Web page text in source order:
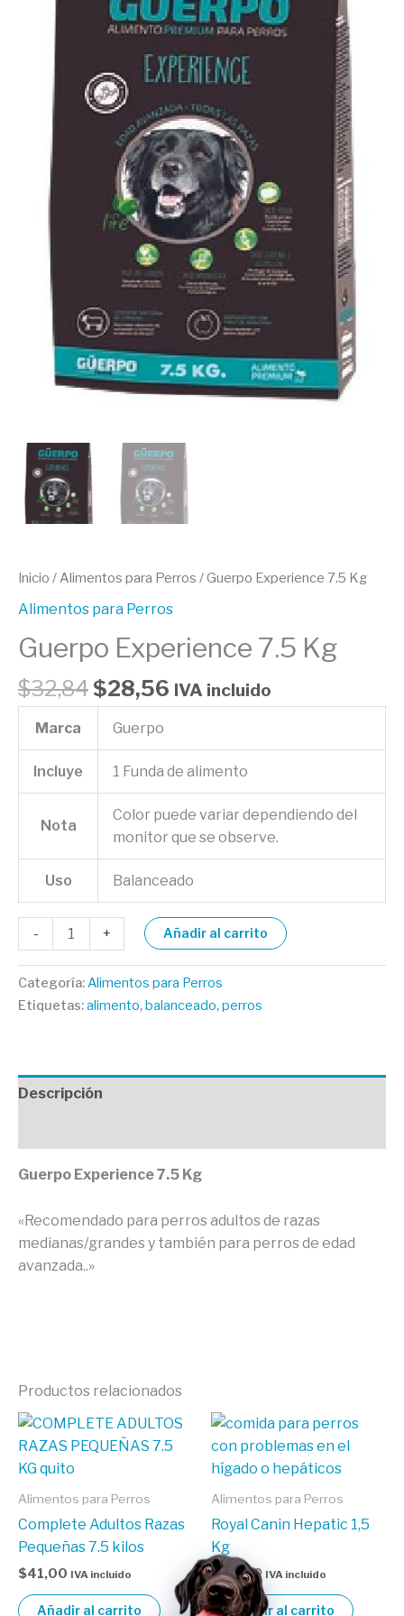
Inicio /Alimentos para Perros / Guerpo Experience 7.5 Kg
Alimentos para Perros
Guerpo Experience 7.5 Kg
$32,84 $28,56 IVA incluido
Marca Guerpo
Incluye 1 Funda de alimento
Nota
Color puede variar dependiendo del
monitor que se observe.
Uso Balanceado
- + Añadir al carrito
Categoría:Alimentos para Perros
Etiquetas:alimento,balanceado,perros
Descripción
Guerpo Experience 7.5 Kg
«Recomendado para perros adultos de razas
medianas/grandes y también para perros de edad
avanzada..»
Productos relacionados
Alimentos para Perros
Complete Adultos Razas
Pequeñas 7.5 kilos
$41,00 IVA incluido
Añadir al carrito
Alimentos para Perros
Royal Canin Hepatic 1,5
Kg
$40,09 IVA incluido
Añadir al carrito